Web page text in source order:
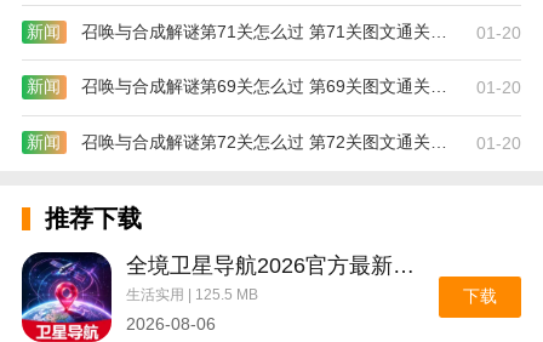
新闻 召唤与合成解谜第71关怎么过 第71关图文通关攻略 01-20
新闻 召唤与合成解谜第69关怎么过 第69关图文通关攻略 01-20
新闻 召唤与合成解谜第72关怎么过 第72关图文通关攻略 01-20
推荐下载
全境卫星导航2026官方最新版本
生活实用 | 125.5 MB
2026-08-06
下载